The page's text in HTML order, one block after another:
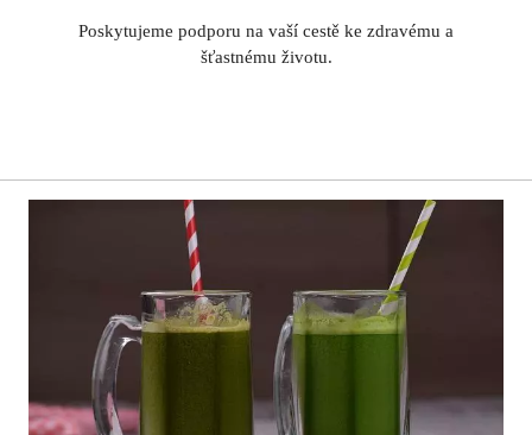
Poskytujeme podporu na vaší cestě ke zdravému a
šťastnému životu.